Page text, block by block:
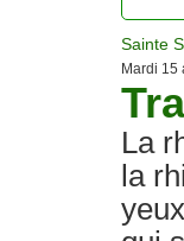
Sainte
Mardi 15
La
la